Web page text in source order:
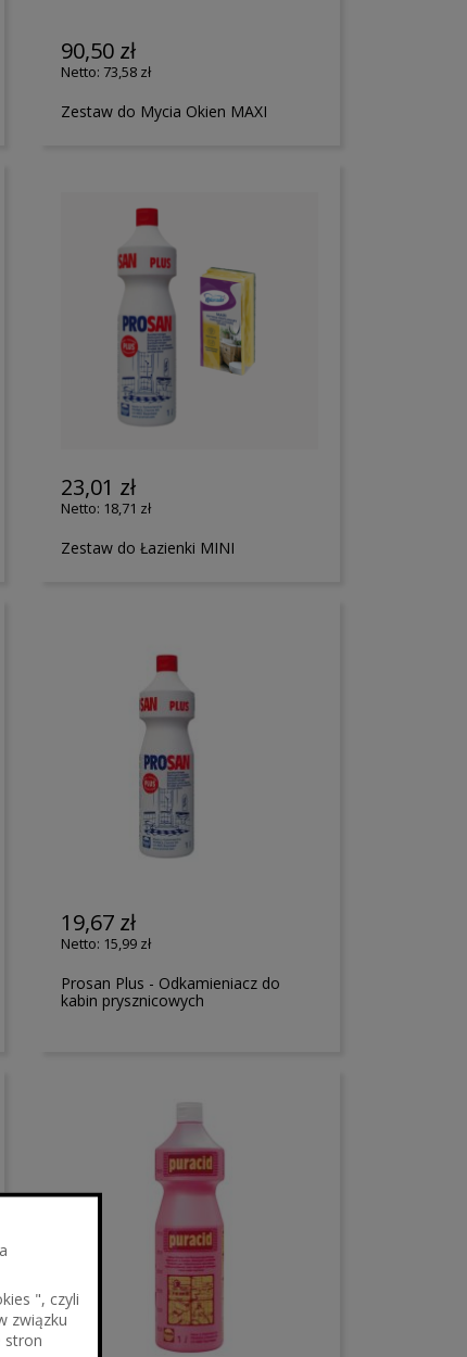
", czyli
związku
stron
90,50 zł
73,58 zł
Zestaw do Mycia Okien MAXI
23,01 zł
18,71 zł
Zestaw do Łazienki MINI
19,67 zł
15,99 zł
Prosan Plus - Odkamieniacz do
kabin prysznicowych